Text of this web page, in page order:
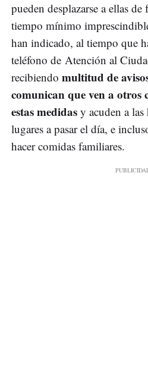
pueden desplazarse a ellas
tiempo mínimo
han indicado, al tiempo que
teléfono de Atención al
recibiendo multitud de
comunican que ven a
estas medidas y acuden a
lugares a pasar el día, e
hacer comidas familiares.